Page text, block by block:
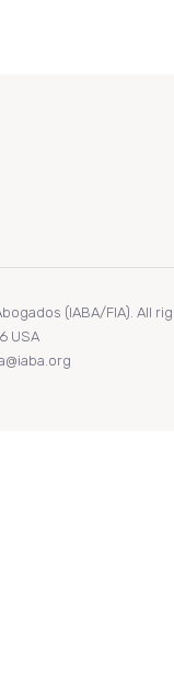
(IABA/FIA). All
USA